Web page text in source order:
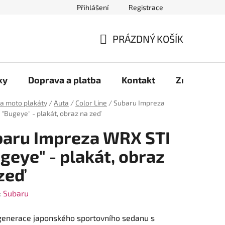
Plakáty motorek Samolepky
Přihlášení Registrace
KOŠÍK
PRÁZDNÝ KOŠÍK
Doprava a platba Kontakt Značky
moto plakáty /Auta / Color Line /Subaru Impreza
"Bugeye" - plakát, obraz na zeď
Impreza WRX STI
- plakát, obraz
Subaru
japonského sportovního sedanu s